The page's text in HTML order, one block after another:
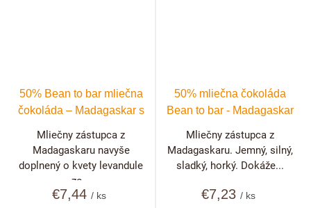
50% Bean to bar mliečna
čokoláda – Madagaskar s
€7,44/ ks
Mliečny zástupca z
Madagaskaru navyše
doplnený o kvety levandule
zo...
50% mliečna čokoláda
Bean to bar - Madagaskar
€7,23 / ks
Mliečny zástupca z
Madagaskaru. Jemný, silný,
sladký, horký. Dokáže...